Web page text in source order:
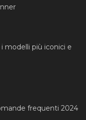
modelli più iconici e
frequenti 2024